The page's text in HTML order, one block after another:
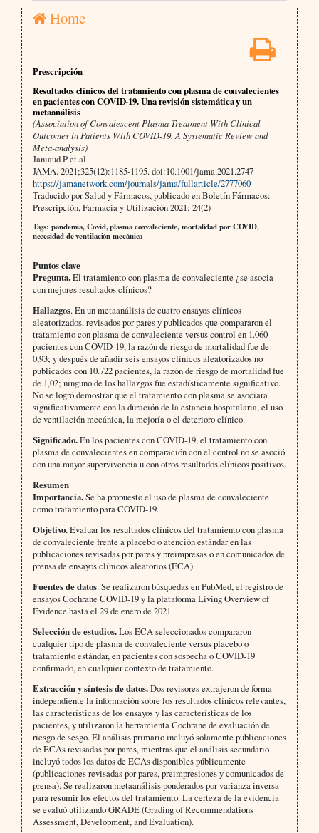
Home
Prescripción
Resultados clínicos del tratamiento con plasma de convalecientes
en pacientes con COVID-19. Una revisión sistemática y un
metaanálisis
(Association of Convalescent Plasma Treatment With Clinical
Outcomes in Patients With COVID-19. A Systematic Review and
Meta-analysis)
Janiaud P et al
JAMA. 2021;325(12):1185-1195. doi:10.1001/jama.2021.2747
https://jamanetwork.com/journals/jama/fullarticle/2777060
Traducido por Salud y Fármacos, publicado en Boletín Fármacos:
Prescripción, Farmacia y Utilización 2021; 24(2)
Tags: pandemia, Covid, plasma convaleciente, mortalidad por COVID,
necesidad de ventilación mecánica
Puntos clave
Pregunta.El tratamiento con plasma de convaleciente ¿se asocia
con mejores resultados clínicos?
Hallazgos. En un metaanálisis de cuatro ensayos clínicos
aleatorizados, revisados por pares y publicados que compararon el
tratamiento con plasma de convaleciente versus control en 1.060
pacientes con COVID-19, la razón de riesgo de mortalidad fue de
0,93; y después de añadir seis ensayos clínicos aleatorizados no
publicados con 10.722 pacientes, la razón de riesgo de mortalidad fue
de 1,02; ninguno de los hallazgos fue estadísticamente significativo.
No se logró demostrar que el tratamiento con plasma se asociara
significativamente con la duración de la estancia hospitalaria, el uso
de ventilación mecánica, la mejoría o el deterioro clínico.
Significado.En los pacientes con COVID-19, el tratamiento con
plasma de convalecientes en comparación con el control no se asoció
con una mayor supervivencia u con otros resultados clínicos positivos.
Resumen
Importancia.Se ha propuesto el uso de plasma de convaleciente
como tratamiento para COVID-19.
Objetivo.Evaluar los resultados clínicos del tratamiento con plasma
de convaleciente frente a placebo o atención estándar en las
publicaciones revisadas por pares y preimpresas o en comunicados de
prensa de ensayos clínicos aleatorios (ECA).
Fuentes de datos. Se realizaron búsquedas en PubMed, el registro de
ensayos Cochrane COVID-19 y la plataforma Living Overview of
Evidence hasta el 29 de enero de 2021.
Selección de estudios.Los ECA seleccionados compararon
cualquier tipo de plasma de convaleciente versus placebo o
tratamiento estándar, en pacientes con sospecha o COVID-19
confirmado, en cualquier contexto de tratamiento.
Extracción y síntesis de datos.Dos revisores extrajeron de forma
independiente la información sobre los resultados clínicos relevantes,
las características de los ensayos y las características de los
pacientes, y utilizaron la herramienta Cochrane de evaluación de
riesgo de sesgo. El análisis primario incluyó solamente publicaciones
de ECAs revisadas por pares, mientras que el análisis secundario
incluyó todos los datos de ECAs disponibles públicamente
(publicaciones revisadas por pares, preimpresiones y comunicados de
prensa). Se realizaron metaanálisis ponderados por varianza inversa
para resumir los efectos del tratamiento. La certeza de la evidencia
se evaluó utilizando GRADE (Grading of Recommendations
Assessment, Development, and Evaluation).